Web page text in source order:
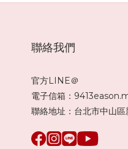
聯絡我們
官方LINE＠
電子信箱：
聯絡地址：台北市中山